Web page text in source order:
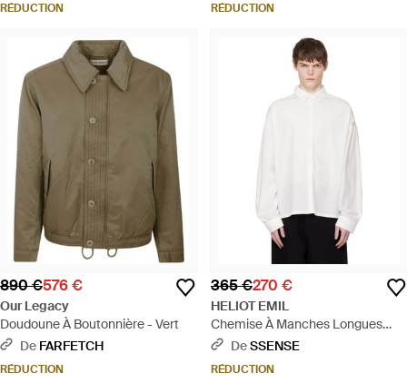
RÉDUCTION RÉDUCTION
890 €576 €
Our Legacy
Doudoune À Boutonnière - Vert
De FARFETCH
RÉDUCTION
365 €270 €
HELIOT EMIL
Chemise À Manches Longues
Falerae Blanches - Blanc
DeSSENSE
RÉDUCTION